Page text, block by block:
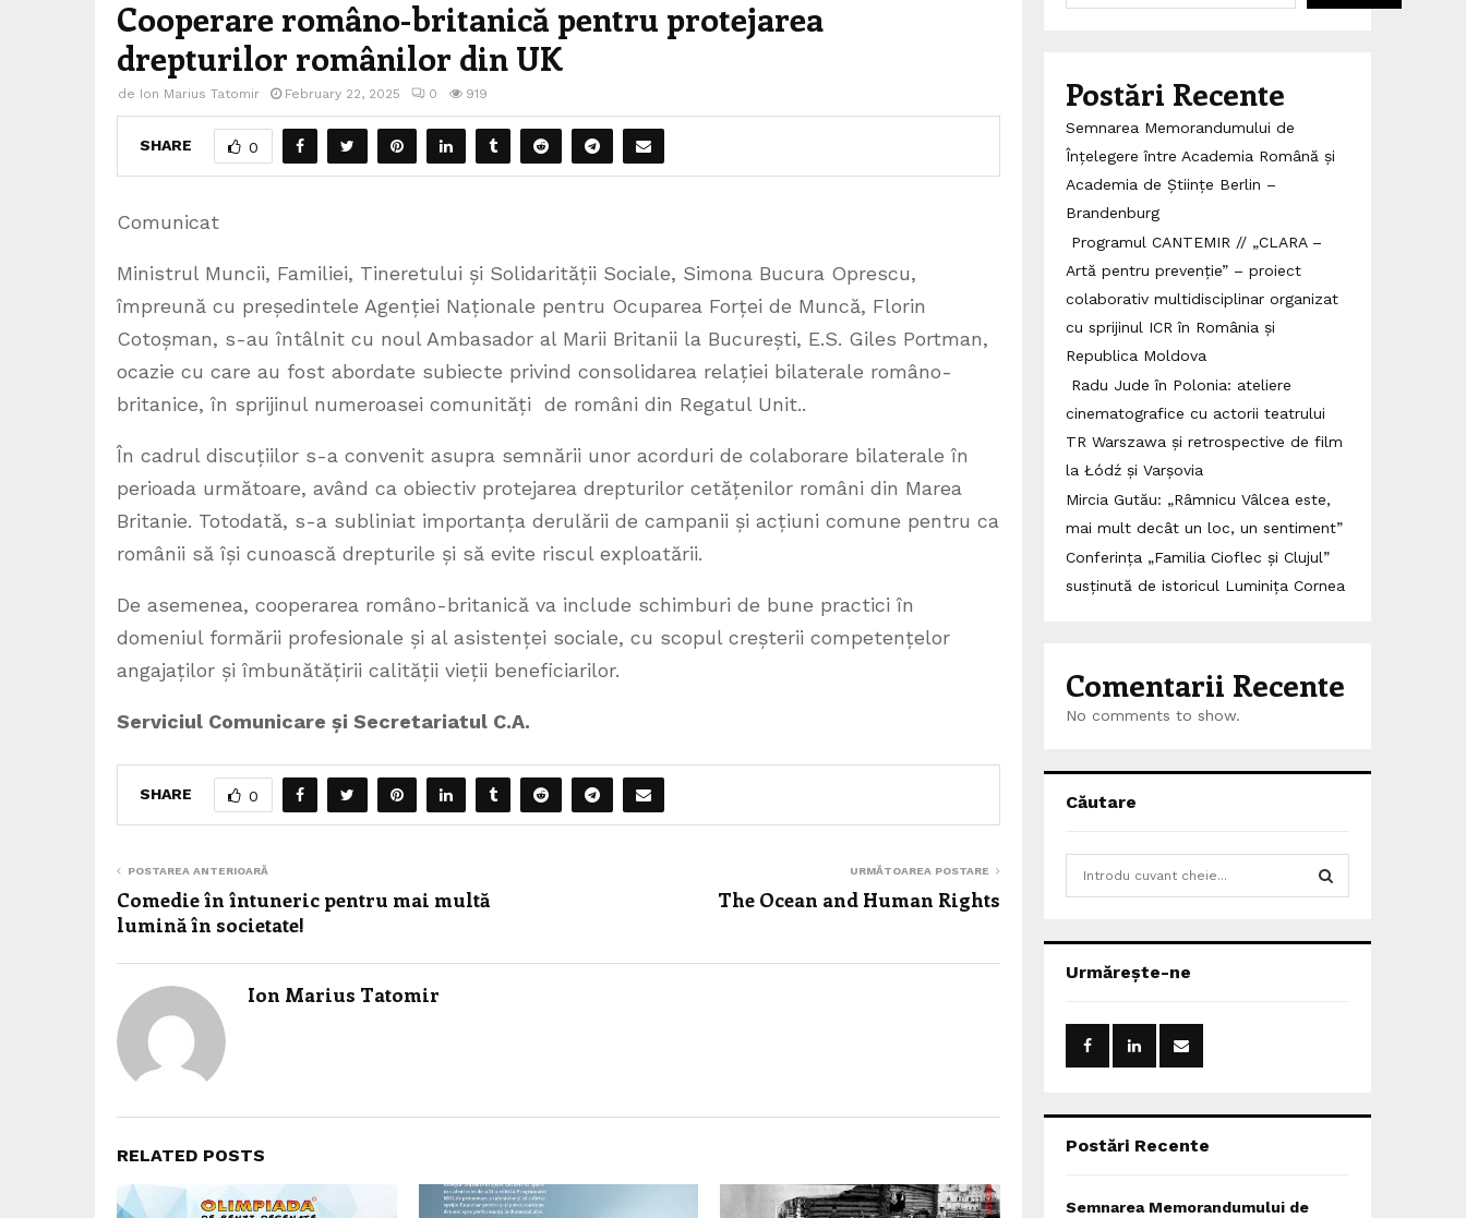
Cooperare româno-britanică pentru protejarea
drepturilor românilor din UK
de Ion Marius Tatomir February 22, 2025 0 919
SHARE 0
Comunicat
Ministrul Muncii, Familiei, Tineretului și Solidarității Sociale, Simona Bucura Oprescu,
împreună cu președintele Agenției Naționale pentru Ocuparea Forței de Muncă, Florin
Cotoșman, s-au întâlnit cu noul Ambasador al Marii Britanii la București, E.S. Giles Portman,
ocazie cu care au fost abordate subiecte privind consolidarea relației bilaterale româno-
britanice, în sprijinul numeroasei comunități de români din Regatul Unit..
În cadrul discuțiilor s-a convenit asupra semnării unor acorduri de colaborare bilaterale în
perioada următoare, având ca obiectiv protejarea drepturilor cetățenilor români din Marea
Britanie. Totodată, s-a subliniat importanța derulării de campanii și acțiuni comune pentru ca
românii să își cunoască drepturile și să evite riscul exploatării.
De asemenea, cooperarea româno-britanică va include schimburi de bune practici în
domeniul formării profesionale și al asistenței sociale, cu scopul creșterii competențelor
angajaților și îmbunătățirii calității vieții beneficiarilor.
Serviciul Comunicare și Secretariatul C.A.
SHARE 0
POSTAREA ANTERIOARĂ
Comedie în întuneric pentru mai multă
lumină în societate!
URMĂTOAREA POSTARE
The Ocean and Human Rights
Ion Marius Tatomir
RELATED POSTS
Postări Recente
Semnarea Memorandumului de
Înțelegere între Academia Română și
Academia de Științe Berlin –
Brandenburg
Programul CANTEMIR // „CLARA –
Artă pentru prevenție” – proiect
colaborativ multidisciplinar organizat
cu sprijinul ICR în România și
Republica Moldova
Radu Jude în Polonia: ateliere
cinematografice cu actorii teatrului
TR Warszawa și retrospective de film
la Łódź și Varșovia
Mircia Gutău: „Râmnicu Vâlcea este,
mai mult decât un loc, un sentiment”
Conferința „Familia Cioflec și Clujul”
susținută de istoricul Luminița Cornea
Comentarii Recente
No comments to show.
Căutare
h
o
:
Urmărește-ne
Postări Recente
Semnarea Memorandumului de